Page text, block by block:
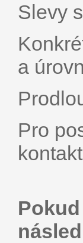
Slevy
a
Pro